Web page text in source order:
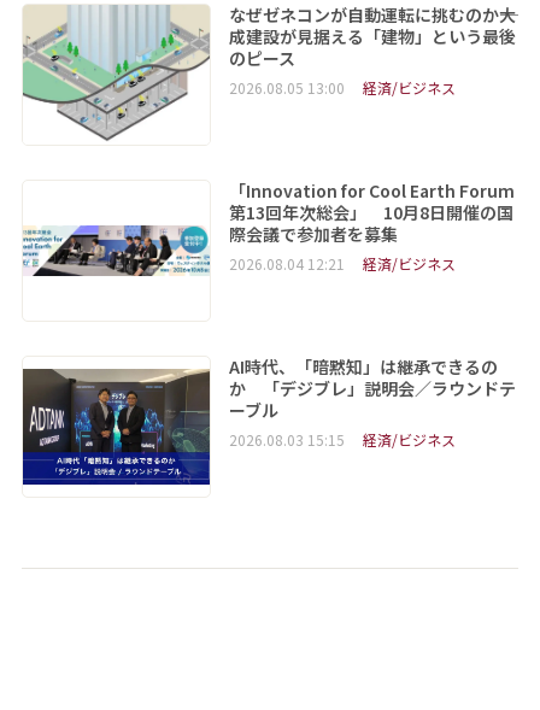
なぜゼネコンが自動運転に挑むのか――大
成建設が見据える「建物」という最後
のピース
2026.08.05 13:00 経済/ビジネス
「Innovation for Cool Earth Forum
第13回年次総会」 10月8日開催の国
際会議で参加者を募集
2026.08.04 12:21 経済/ビジネス
AI時代、「暗黙知」は継承できるの
か 「デジブレ」説明会／ラウンドテ
ーブル
2026.08.03 15:15 経済/ビジネス